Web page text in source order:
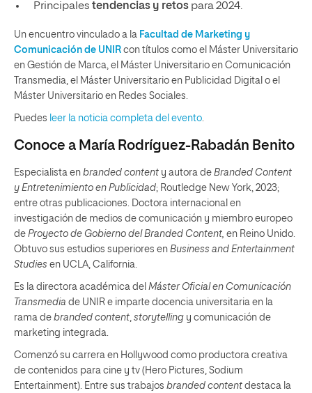
Principales tendencias y retospara 2024.
Un encuentro vinculado a la Facultad de Marketing y
Comunicación de UNIR con títulos como el Máster Universitario
en Gestión de Marca, el Máster Universitario en Comunicación
Transmedia, el Máster Universitario en Publicidad Digital o el
Máster Universitario en Redes Sociales.
Puedes leer la noticia completa del evento.
Conoce a María Rodríguez-Rabadán Benito
Especialista en branded content y autora de Branded Content
y Entretenimiento en Publicidad; Routledge New York, 2023;
entre otras publicaciones. Doctora internacional en
investigación de medios de comunicación y miembro europeo
de Proyecto de Gobierno del Branded Content, en Reino Unido.
Obtuvo sus estudios superiores en Business and Entertainment
Studies en UCLA, California.
Es la directora académica del Máster Oficial en Comunicación
Transmedia de UNIR e imparte docencia universitaria en la
rama de branded content, storytelling y comunicación de
marketing integrada.
Comenzó su carrera en Hollywood como productora creativa
de contenidos para cine y tv (Hero Pictures, Sodium
Entertainment). Entre sus trabajos branded content destaca la